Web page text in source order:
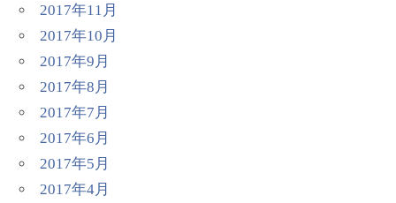
2017年11月
2017年10月
2017年9月
2017年8月
2017年7月
2017年6月
2017年5月
2017年4月